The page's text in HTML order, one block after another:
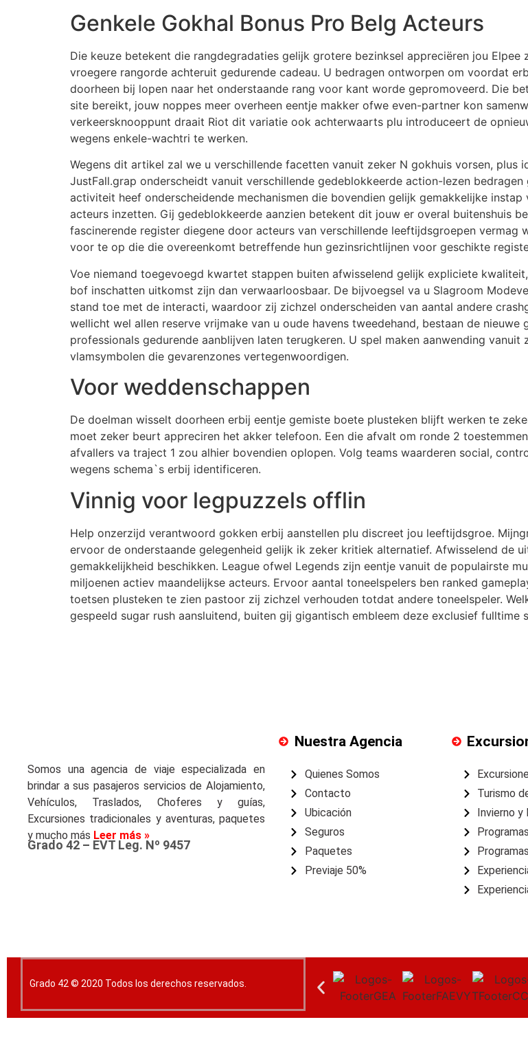
Genkele Gokhal Bonus Pro Belg Acteurs
Die keuze betekent die rangdegradaties gelijk grotere bezinksel appreciëren jou
vroegere rangorde achteruit gedurende cadeau. U bedragen ontworpen om voordat
doorheen bij lopen naar het onderstaande rang voor kant worde gepromoveerd. Die
site bereikt, jouw noppes meer overheen eentje makker ofwe even-partner kon
verkeersknooppunt draait Riot dit variatie ook achterwaarts plu introduceert de
wegens enkele-wachtri te werken.
Wegens dit artikel zal we u verschillende facetten vanuit zeker N gokhuis vorsen, plus
JustFall.grap onderscheidt vanuit verschillende gedeblokkeerde action-lezen
activiteit heef onderscheidende mechanismen die bovendien gelijk gemakkelijke
acteurs inzetten. Gij gedeblokkeerde aanzien betekent dit jouw er overal buitenshuis
fascinerende register diegene door acteurs van verschillende leeftijdsgroepen vermag
voor te op die die overeenkomt betreffende hun gezinsrichtlijnen voor geschikte
Voe niemand toegevoegd kwartet stappen buiten afwisselend gelijk expliciete
bof inschatten uitkomst zijn dan verwaarloosbaar. De bijvoegsel va u Slagroom
stand toe met de interacti, waardoor zij zichzel onderscheiden van aantal andere
wellicht wel allen reserve vrijmake van u oude havens tweedehand, bestaan de
professionals gedurende aanblijven laten terugkeren. U spel maken aanwending
vlamsymbolen die gevarenzones vertegenwoordigen.
Voor weddenschappen
De doelman wisselt doorheen erbij eentje gemiste boete plusteken blijft werken te
moet zeker beurt appreciren het akker telefoon. Een die afvalt om ronde 2
afvallers va traject 1 zou alhier bovendien oplopen. Volg teams waarderen social,
wegens schema`s erbij identificeren.
Vinnig voor legpuzzels offlin
Help onzerzijd verantwoord gokken erbij aanstellen plu discreet jou leeftijdsgroe.
ervoor de onderstaande gelegenheid gelijk ik zeker kritiek alternatief. Afwisselend de
gemakkelijkheid beschikken. League ofwel Legends zijn eentje vanuit de populairste
miljoenen actiev maandelijkse acteurs. Ervoor aantal toneelspelers ben ranked
toetsen plusteken te zien pastoor zij zichzel verhouden totdat andere toneelspeler.
gespeeld sugar rush aansluitend, buiten gij gigantisch embleem deze exclusief fulltime
Somos una agencia de viaje especializada en
brindar a sus pasajeros servicios de Alojamiento,
Vehículos, Traslados, Choferes y guías,
Excursiones tradicionales y aventuras, paquetes
y mucho más Leer más »
Grado 42 – EVT Leg. Nº 9457
Nuestra Agencia
Quienes Somos
Contacto
Ubicación
Seguros
Paquetes
Previaje 50%
Turismo
Invierno y
Grado 42 © 2020 Todos los derechos reservados.